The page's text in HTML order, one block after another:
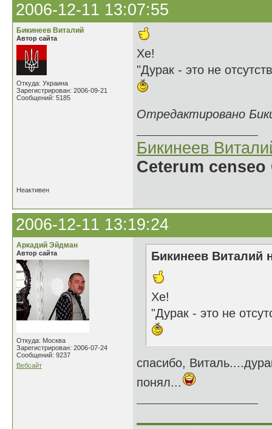
2006-12-11 13:07:55
Бикинеев Виталий
Автор сайта
Откуда: Украина
Зарегистрирован: 2006-09-21
Сообщений: 5185
Хе!
"Дурак - это не
Отредактировано
Бикинеев
Ceterum
Неактивен
2006-12-11 13:19:24
Аркадий Эйдман
Автор сайта
Откуда: Москва
Зарегистрирован: 2006-07-24
Сообщений: 9237
Вебсайт
Бикинеев Виталий
Хе!
"Дурак - это не
спасибо,
понял...